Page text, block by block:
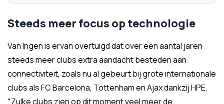
Steeds meer focus op technologie
Van Ingen is ervan overtuigd dat over een aantal jaren
steeds meer clubs extra aandacht besteden aan
connectiviteit, zoals nu al gebeurt bij grote internationale
clubs als FC Barcelona, Tottenham en Ajax dankzij HPE.
"Zulke clubs zien op dit moment veel meer de